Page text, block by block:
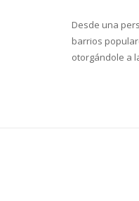
Desde una
barrios
otorgándole a